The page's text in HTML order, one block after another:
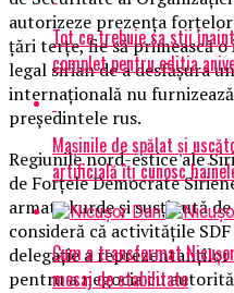
autorizeze prezența
țări terțe, fie să primească
legal sirian de a desfășura
internațională nu
președintele rus.
Regiunile nord-estice ale
de Forțele Democrate
armate kurde și susținută
consideră că activitățile
delegație a reprezentanților
pentru a negocia cu
Tot ce trebuie sa stii
complet pentru editia
Mașinile de spălat și
artificială îți cunosc
Cum a transformat
mesaj de stabilitate